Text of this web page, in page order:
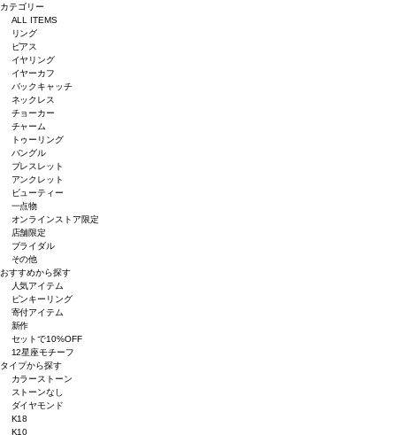
カテゴリー
ALL ITEMS
リング
ピアス
イヤリング
イヤーカフ
バックキャッチ
ネックレス
チョーカー
チャーム
トゥーリング
バングル
ブレスレット
アンクレット
ビューティー
一点物
オンラインストア限定
店舗限定
ブライダル
その他
おすすめから探す
人気アイテム
ピンキーリング
寄付アイテム
新作
セットで10%OFF
12星座モチーフ
タイプから探す
カラーストーン
ストーンなし
ダイヤモンド
K18
K10